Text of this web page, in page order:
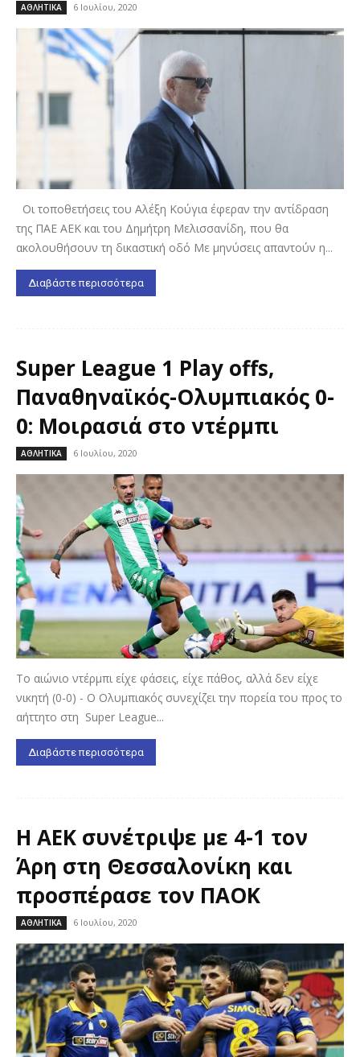
ΑΘΛΗΤΙΚΑ 6 Ιουλίου, 2020
Οι τοποθετήσεις του Αλέξη Κούγια έφεραν την αντίδραση
της ΠΑΕ ΑΕΚ και του Δημήτρη Μελισσανίδη, που θα
ακολουθήσουν τη δικαστική οδό Με μηνύσεις απαντούν η...
Διαβάστε περισσότερα
Super League 1 Play offs,
Παναθηναϊκός-Ολυμπιακός 0-
0: Μοιρασιά στο ντέρμπι
ΑΘΛΗΤΙΚΑ 6 Ιουλίου, 2020
Το αιώνιο ντέρμπι είχε φάσεις, είχε πάθος, αλλά δεν είχε
νικητή (0-0) - Ο Ολυμπιακός συνεχίζει την πορεία του προς το
αήττητο στη Super League...
Διαβάστε περισσότερα
Η ΑΕΚ συνέτριψε με 4-1 τον
Άρη στη Θεσσαλονίκη και
προσπέρασε τον ΠΑΟΚ
ΑΘΛΗΤΙΚΑ 6 Ιουλίου, 2020